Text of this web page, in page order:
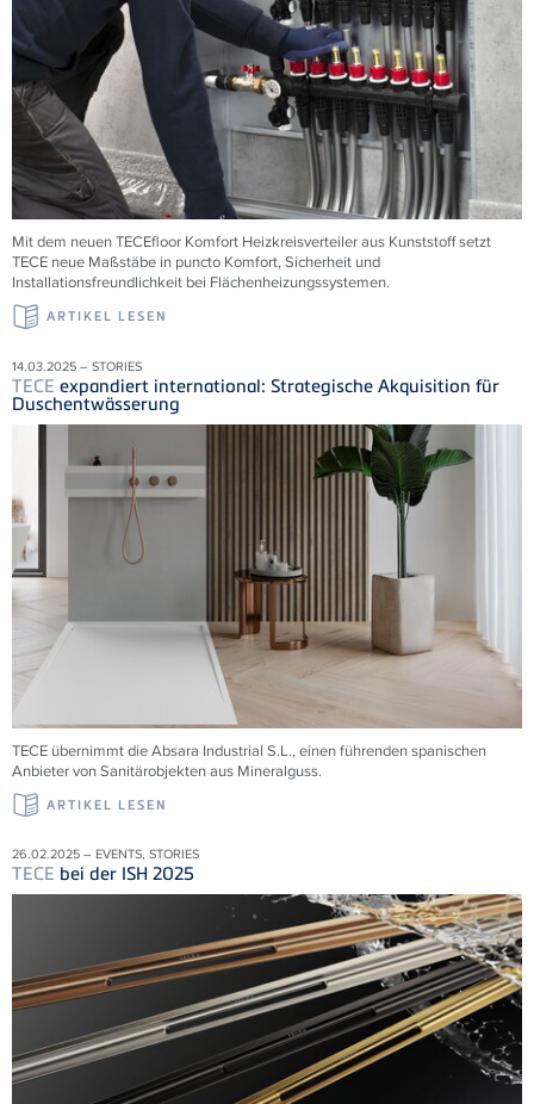
Mit dem neuenTECEfloor Komfort Heizkreisverteiler aus Kunststoff setzt
TECE neue Maßstäbe in puncto Komfort, Sicherheit und
Installationsfreundlichkeit bei Flächenheizungssystemen.
ARTIKEL LESEN
14.03.2025 – STORIES
TECE expandiert international: Strategische Akquisition für
Duschentwässerung
TECE übernimmt dieAbsara Industrial S.L., einen führenden spanischen
Anbieter von Sanitärobjekten aus Mineralguss.
ARTIKEL LESEN
26.02.2025 – EVENTS, STORIES
TECE bei der ISH 2025